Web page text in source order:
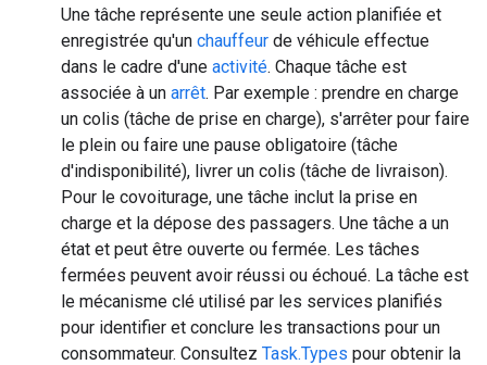
Une tâche représente une seule action planifiée et
enregistrée qu'un chauffeur de véhicule effectue
dans le cadre d'une activité. Chaque tâche est
associée à un arrêt. Par exemple : prendre en charge
un colis (tâche de prise en charge), s'arrêter pour faire
le plein ou faire une pause obligatoire (tâche
d'indisponibilité), livrer un colis (tâche de livraison).
Pour le covoiturage, une tâche inclut la prise en
charge et la dépose des passagers. Une tâche a un
état et peut être ouverte ou fermée. Les tâches
fermées peuvent avoir réussi ou échoué. La tâche est
le mécanisme clé utilisé par les services planifiés
pour identifier et conclure les transactions pour un
consommateur. Consultez Task.Types pour obtenir la